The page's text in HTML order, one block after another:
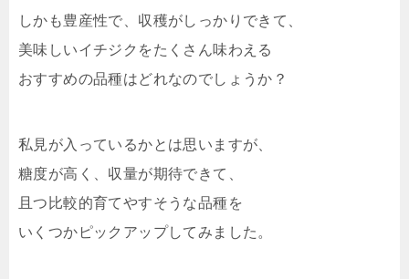
しかも豊産性で、収穫がしっかりできて、
美味しいイチジクをたくさん味わえる
おすすめの品種はどれなのでしょうか？
私見が入っているかとは思いますが、
糖度が高く、収量が期待できて、
且つ比較的育てやすそうな品種を
いくつかピックアップしてみました。